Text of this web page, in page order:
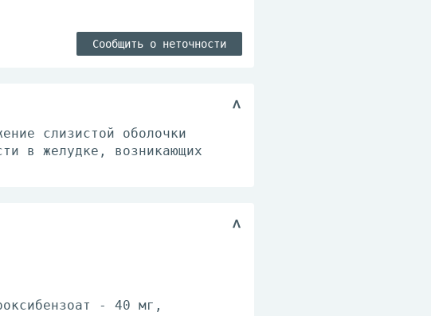
Сообщить о неточности
слизистой оболочки
в желудке, возникающих
- 40 мг,